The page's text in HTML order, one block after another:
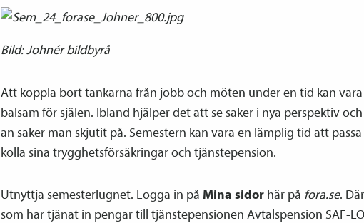
Bild: Johnér bildbyrå
Att koppla bort tankarna från jobb och möten under en tid kan
balsam för själen. Ibland hjälper det att se saker i nya perspektiv
an saker man skjutit på. Semestern kan vara en lämplig tid att
kolla sina trygghets­försäkringar och tjänste­pension.
Utnyttja semesterlugnet. Logga in på Mina sidor här på fora.se.
som har tjänat in pengar till tjänste­­pensionen Avtals­pension SAF-